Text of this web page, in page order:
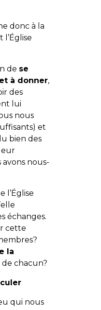
donc à la
de se
à donner,
des
lui
nous
et
bien des
nous-
l’Église
échanges.
cette
la
de chacun?
qui nous